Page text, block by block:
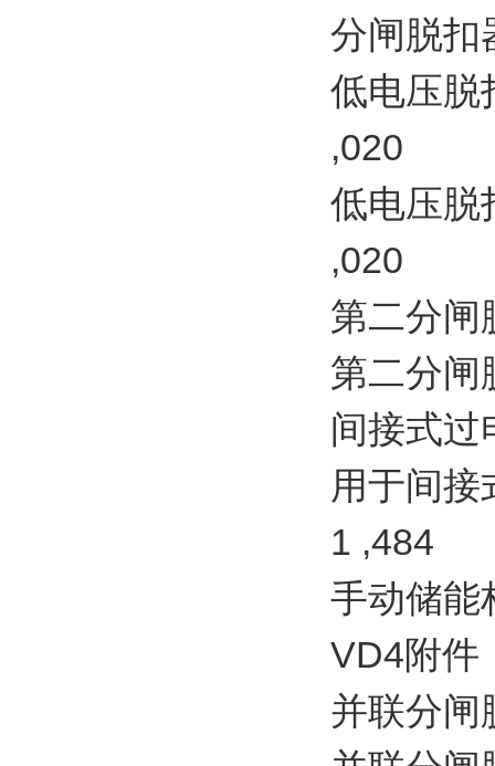
分闸脱扣
低电压脱
,020
低电压脱
,020
第二分闸
第二分闸
间接式过
用于间
1 ,484
手动储能
VD4附件
并联分闸